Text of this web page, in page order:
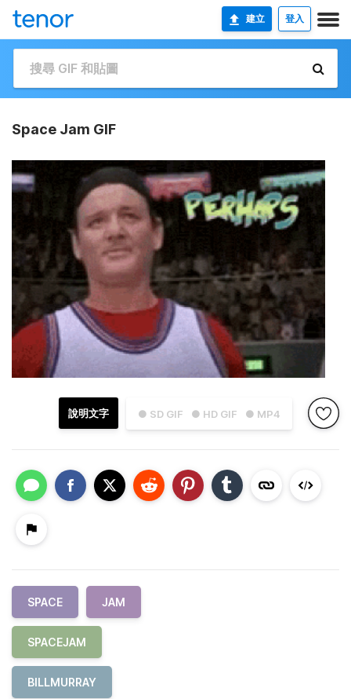
建立 登入
Space Jam GIF
● SD GIF ● HD GIF ● MP4
說明文字
SPACE JAM
SPACEJAM
BILLMURRAY